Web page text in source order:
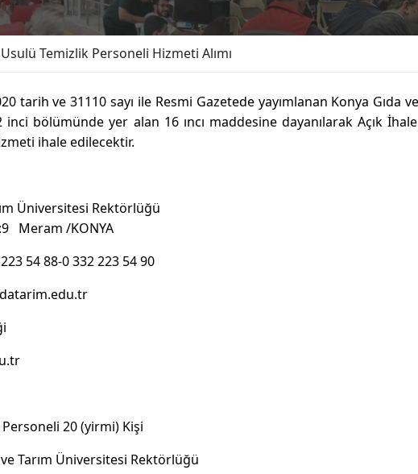
Temizlik Personeli Hizmeti Alımı
tarih ve 31110 sayı ile Resmi Gazetede yayımlanan Konya Gıda
bölümünde yer alan 16 ıncı maddesine dayanılarak Açık
ihale edilecektir.
Üniversitesi Rektörlüğü
Meram /KONYA
54 88-0 332 223 54 90
20 (yirmi) Kişi
Tarım Üniversitesi Rektörlüğü